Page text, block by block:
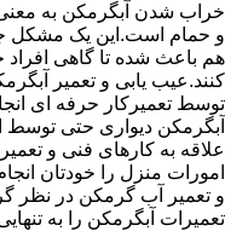
خراب شدن آبگرمکن به
و حمام است.این یک مشکل
هم باعث شده تا گاهی افراد
کنند.عیب یابی و تعمیر
توسط تعمیرکار حرفه ای
آبگرمکن دیواری حتی توسط
علاقه به کارهای فنی و
امورات منزل را خودتان
و تعمیر آب گرمکن در نظر
تعمیرات آبگرمکن را به